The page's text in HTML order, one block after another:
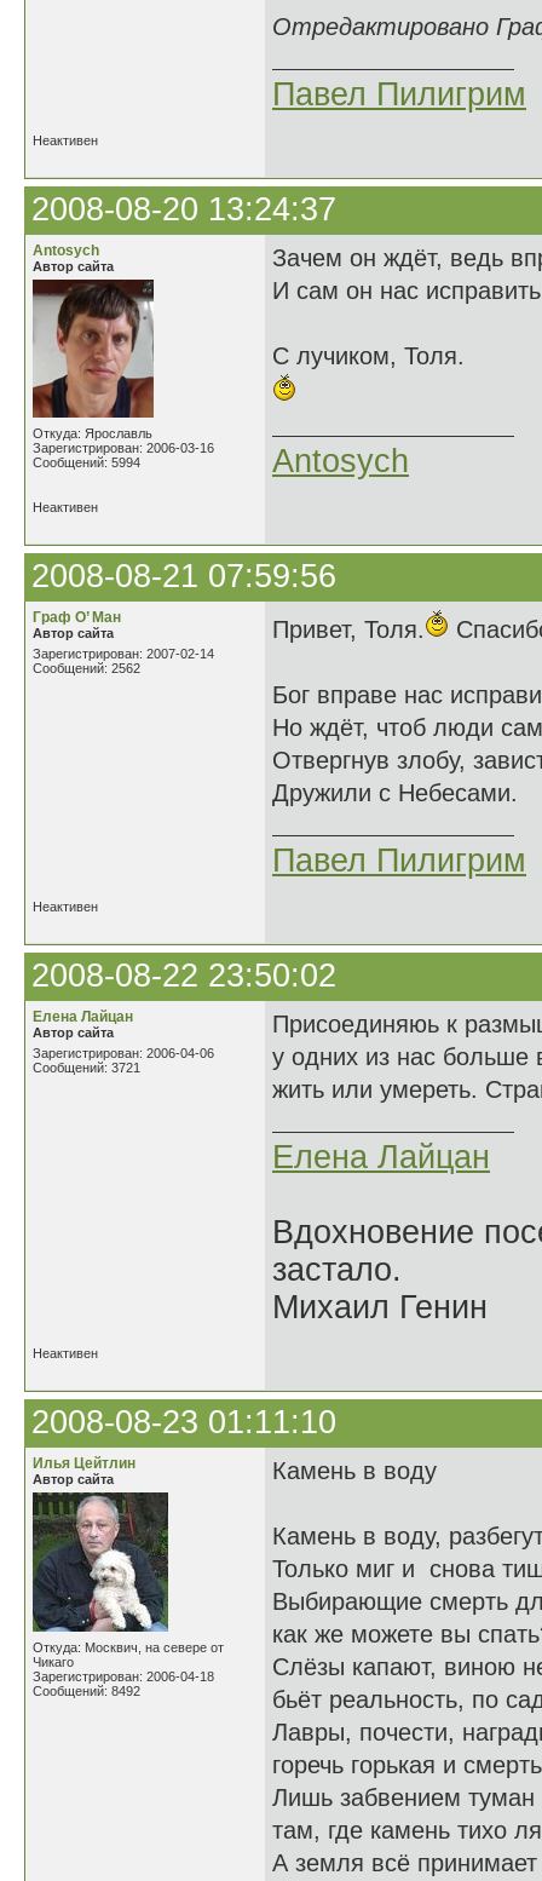
Отредактировано
Павел Пилигрим
Неактивен
2008-08-20 13:24:37
Antosych
Автор сайта
Откуда: Ярославль
Зарегистрирован: 2006-03-16
Сообщений: 5994
Зачем он ждёт, ведь
И сам он нас
С лучиком, Толя.
Antosych
Неактивен
2008-08-21 07:59:56
Граф О’ Ман
Автор сайта
Зарегистрирован: 2007-02-14
Сообщений: 2562
Привет, Толя.
Бог вправе нас
Но ждёт, чтоб люди
Отвергнув злобу,
Дружили с Небесами.
Павел Пилигрим
Неактивен
2008-08-22 23:50:02
Елена Лайцан
Автор сайта
Зарегистрирован: 2006-04-06
Сообщений: 3721
Присоединяюь к
у одних из нас больше
жить или умереть.
Елена Лайцан
Вдохновение
застало.
Михаил Генин
Неактивен
2008-08-23 01:11:10
Илья Цейтлин
Автор сайта
Откуда: Москвич, на севере от
Чикаго
Зарегистрирован: 2006-04-18
Сообщений: 8492
Камень в воду
Камень в воду,
Только миг и снова
Выбирающие смерть
как же можете вы
Слёзы капают, виною
бьёт реальность, по
Лавры, почести,
горечь горькая и
Лишь забвением туман
там, где камень тихо
А земля всё принимает